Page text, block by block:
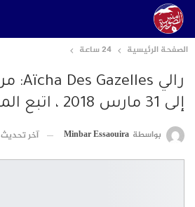
الصفحة الرئيسية 24 ساعة
إلى 31 مارس 2018 ، اتبع المغامرة
بواسطة Minbar Essaouira آخر تحديث